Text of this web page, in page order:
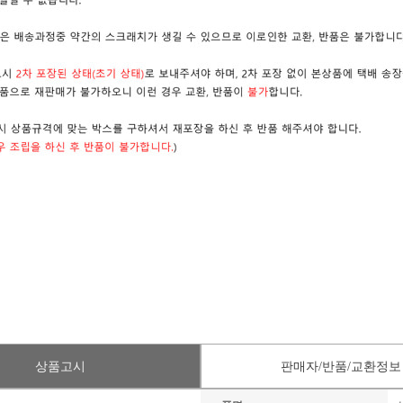
상품고시 판매자/반품/교환정보